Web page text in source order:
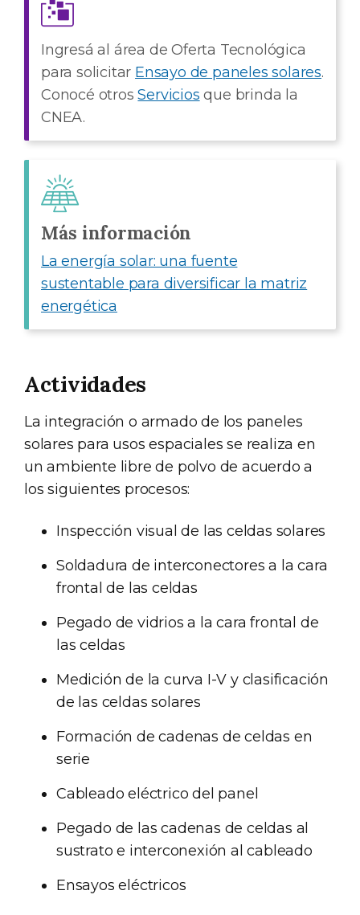
Ingresá al área de Oferta Tecnológica
para solicitar Ensayo de paneles solares.
Conocé otrosServicios que brinda la
CNEA.
Más información
La energía solar: una fuente
sustentable para diversificar la matriz
energética
Actividades
La integración o armado de los paneles
solares para usos espaciales se realiza en
un ambiente libre de polvo de acuerdo a
los siguientes procesos:
Inspección visual de las celdas solares
Soldadura de interconectores a la cara
frontal de las celdas
Pegado de vidrios a la cara frontal de
las celdas
Medición de la curva I-V y clasificación
de las celdas solares
Formación de cadenas de celdas en
serie
Cableado eléctrico del panel
Pegado de las cadenas de celdas al
sustrato e interconexión al cableado
Ensayos eléctricos